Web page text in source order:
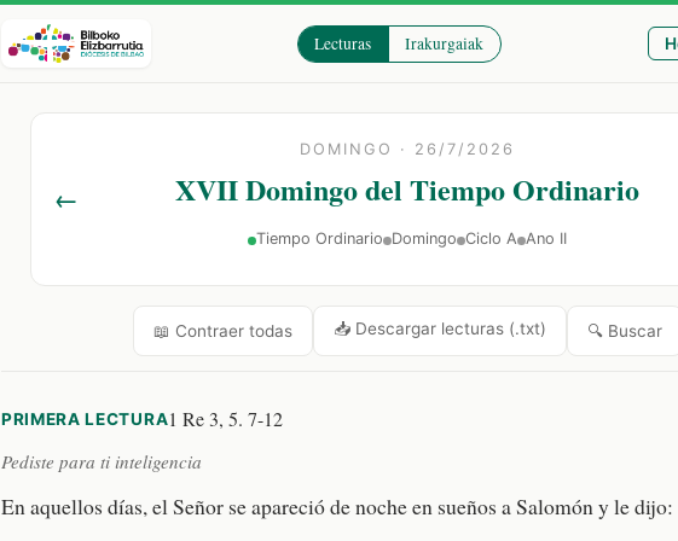
Lecturas Irakurgaiak
←
DOMINGO · 26/7/2026
XVII Domingo del Tiempo Ordinario
Tiempo Ordinario Domingo Ciclo A Ano II
📖 Contraer todas 📥 Descargar lecturas (.txt) 🔍 Buscar
PRIMERA LECTURA1 Re 3, 5. 7-12
Pediste para ti inteligencia
En aquellos días, el Señor se apareció de noche en sueños a Salomón y le dijo: